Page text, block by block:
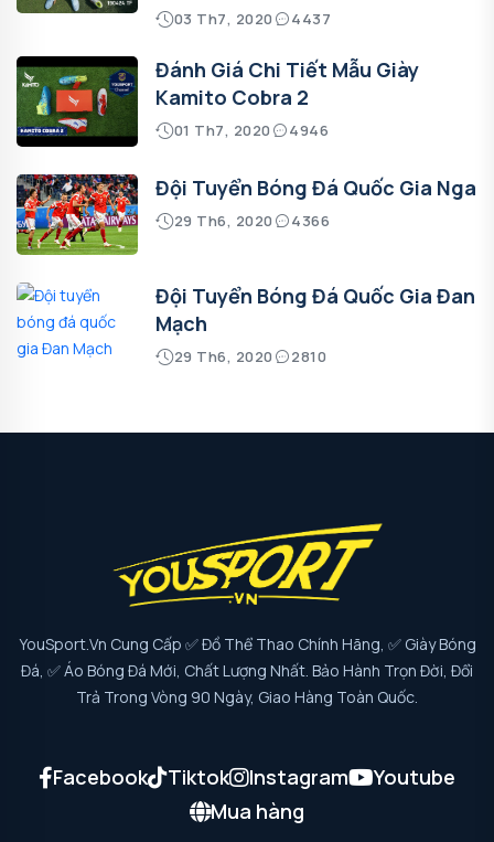
03 Th7, 2020 4437
Đánh Giá Chi Tiết Mẫu Giày
Kamito Cobra 2
01 Th7, 2020 4946
Đội Tuyển Bóng Đá Quốc Gia Nga
29 Th6, 2020 4366
Đội Tuyển Bóng Đá Quốc Gia Đan
Mạch
29 Th6, 2020 2810
YouSport.vn Cung Cấp ✅ Đồ Thể Thao Chính Hãng, ✅ Giày Bóng
Đá, ✅ Áo Bóng Đá Mới, Chất Lượng Nhất. Bảo Hành Trọn Đời, Đổi
Trả Trong Vòng 90 Ngày, Giao Hàng Toàn Quốc.
Facebook Tiktok Instagram
Youtube
Mua hàng